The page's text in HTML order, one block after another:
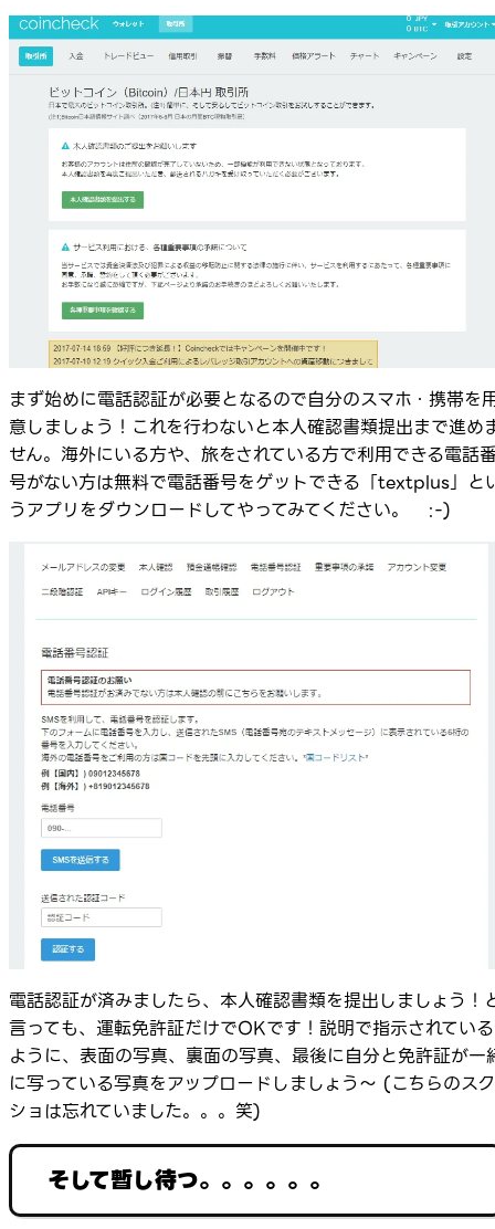
まず始めに電話認証が必要となるので自分のスマホ・携帯を
意しましょう！これを行わないと本人確認書類提出まで進め
せん。海外にいる方や、旅をされている方で利用できる電話
号がない方は無料で電話番号をゲットできる「textplus」と
うアプリをダウンロードしてやってみてください。 :-)
電話認証が済みましたら、本人確認書類を提出しましょう！
言っても、運転免許証だけでOKです！説明で指示されている
ように、表面の写真、裏面の写真、最後に自分と免許証が一
に写っている写真をアップロードしましょう～ (こちらのスク
ショは忘れていました。。。笑)
そして暫し待つ。。。。。。